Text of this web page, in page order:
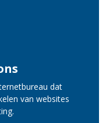
dat
van websites